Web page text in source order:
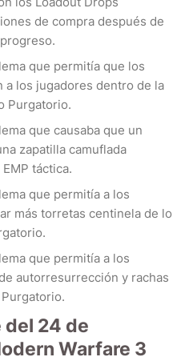
de compra después de
que permitía que los
a los jugadores dentro de la
Purgatorio.
que causaba que un
zapatilla camuflada
táctica.
que permitía a los
más torretas centinela de lo
que permitía a los
autorresurrección y rachas
del 24 de
Warfare 3